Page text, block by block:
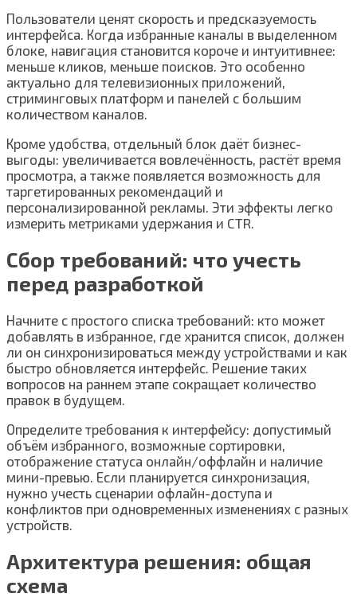
Пользователи ценят скорость и предсказуемость
интерфейса. Когда избранные каналы в выделенном
блоке, навигация становится короче и интуитивнее:
меньше кликов, меньше поисков. Это особенно
актуально для телевизионных приложений,
стриминговых платформ и панелей с большим
количеством каналов.
Кроме удобства, отдельный блок даёт бизнес-
выгоды: увеличивается вовлечённость, растёт время
просмотра, а также появляется возможность для
таргетированных рекомендаций и
персонализированной рекламы. Эти эффекты легко
измерить метриками удержания и CTR.
Сбор требований: что учесть
перед разработкой
Начните с простого списка требований: кто может
добавлять в избранное, где хранится список, должен
ли он синхронизироваться между устройствами и как
быстро обновляется интерфейс. Решение таких
вопросов на раннем этапе сокращает количество
правок в будущем.
Определите требования к интерфейсу: допустимый
объём избранного, возможные сортировки,
отображение статуса онлайн/оффлайн и наличие
мини-превью. Если планируется синхронизация,
нужно учесть сценарии офлайн-доступа и
конфликтов при одновременных изменениях с разных
устройств.
Архитектура решения: общая
схема